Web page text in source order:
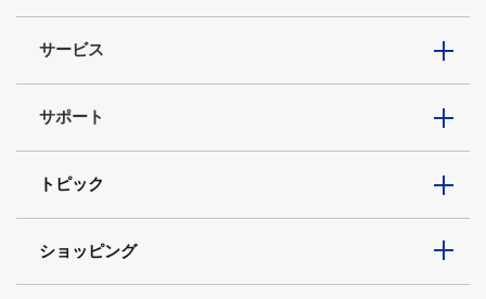
サービス
サポート
トピック
ショッピング